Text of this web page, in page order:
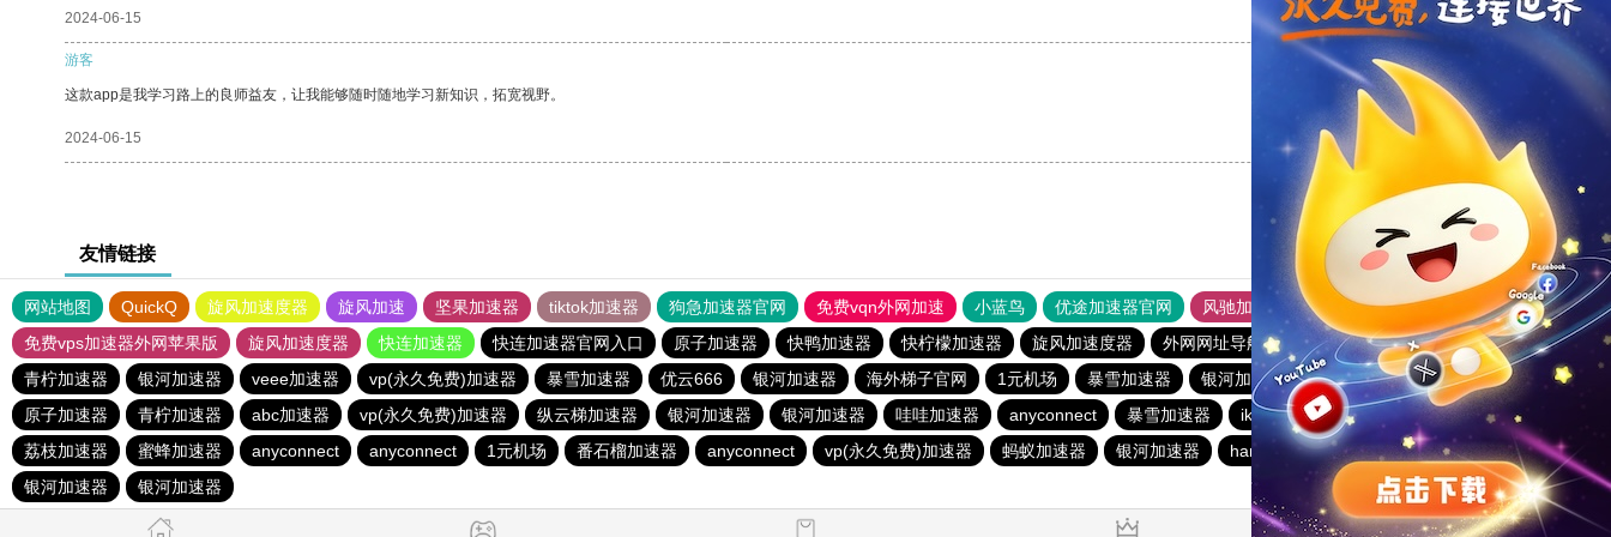
2024-06-15 支持[0] 反对[0]
游客
这款app是我学习路上的良师益友，让我能够随时随地学习新知识，拓宽视野。
2024-06-15 支持[0] 反对[0]
友情链接
网站地图 QuickQ 旋风加速度器 旋风加速 坚果加速器 tiktok加速器 狗急加速器官网 免费vqn外网加速 小蓝鸟 优途加速器官网 风驰加速器
旋风加速器
免费vps加速器外网苹果版
旋风加速度器 快连加速器 快连加速器官网入口 原子加速器 快鸭加速器 快柠檬加速器 旋风加速度器 外网网址导航 软件中心
银河加速器
青柠加速器
银河加速器 veee加速器 vp(永久免费)加速器 暴雪加速器 优云666 银河加速器 海外梯子官网 1元机场 暴雪加速器 银河加速器 暴雪加速器
海鸥加速器
原子加速器
青柠加速器 abc加速器 vp(永久免费)加速器 纵云梯加速器 银河加速器 银河加速器 哇哇加速器 anyconnect 暴雪加速器 ikuuu.me加速器官网
银河加速器
荔枝加速器
蜜蜂加速器 anyconnect anyconnect 1元机场 番石榴加速器 anyconnect vp(永久免费)加速器 蚂蚁加速器 银河加速器 hammer加速器 速鹰666
银河加速器
银河加速器
银河加速器